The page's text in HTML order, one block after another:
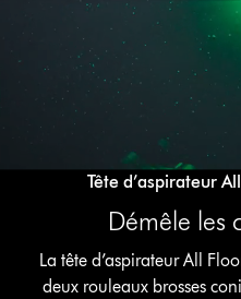
Tête d’aspirateur
Démêle les
La tête d’aspirateur All
deux rouleaux brosses